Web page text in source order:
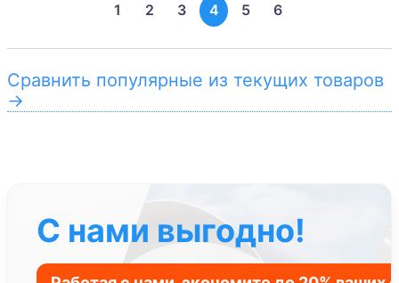
1 2 3 4 5 6
Сравнить популярные из текущих товаров
→
С нами выгодно!